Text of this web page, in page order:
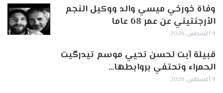
وفاة خورخي ميسي والد ووكيل النجم
الأرجنتيني عن عمر 68 عاما
9 أغسطس, 2026
قبيلة آيت لحسن تحيي موسم تيدرگيت
الحمراء وتحتفي بروابطها…
9 أغسطس, 2026